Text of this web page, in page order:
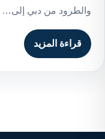
والطرود من دبي إلى…
قراءة المزيد